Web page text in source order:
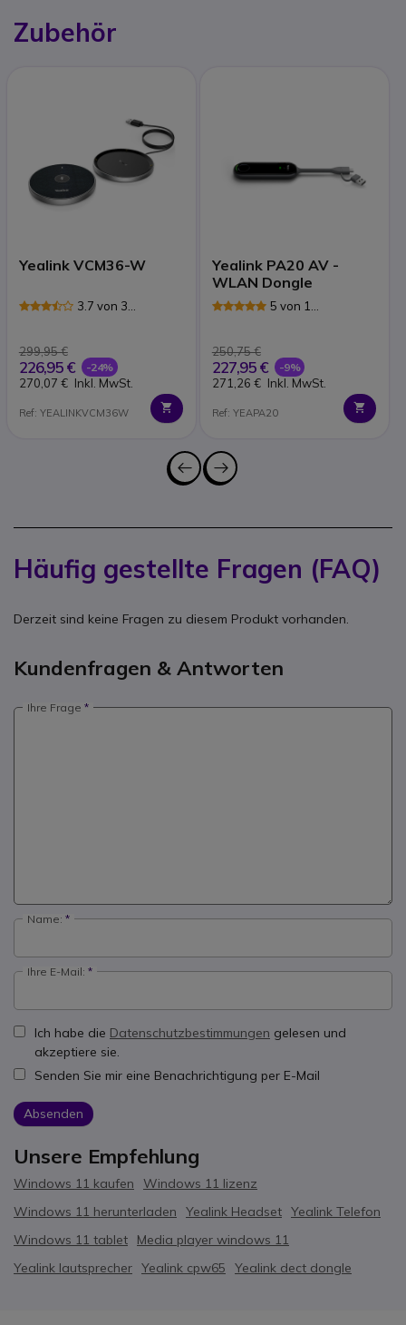
Zubehör
Yealink VCM36-W
3.7 von 3
299,95 €
226,95 € -24%
270,07 € Inkl. MwSt.
Ref: YEALINKVCM36W
Yealink PA20 AV -
WLAN Dongle
5 von 1
250,75 €
227,95 € -9%
271,26 € Inkl. MwSt.
Ref: YEAPA20
Häufig gestellte Fragen (FAQ)
Derzeit sind keine Fragen zu diesem Produkt vorhanden.
Kundenfragen & Antworten
Ihre Frage
Name:
Ihre E-Mail:
Ich habe die Datenschutzbestimmungen gelesen und
akzeptiere sie.
Senden Sie mir eine Benachrichtigung per E-Mail
Absenden
Unsere Empfehlung
Windows 11 kaufen
Windows 11 lizenz
Windows 11 herunterladen
Yealink Headset Yealink Telefon
Windows 11 tablet
Media player windows 11
Yealink lautsprecher Yealink cpw65 Yealink dect dongle